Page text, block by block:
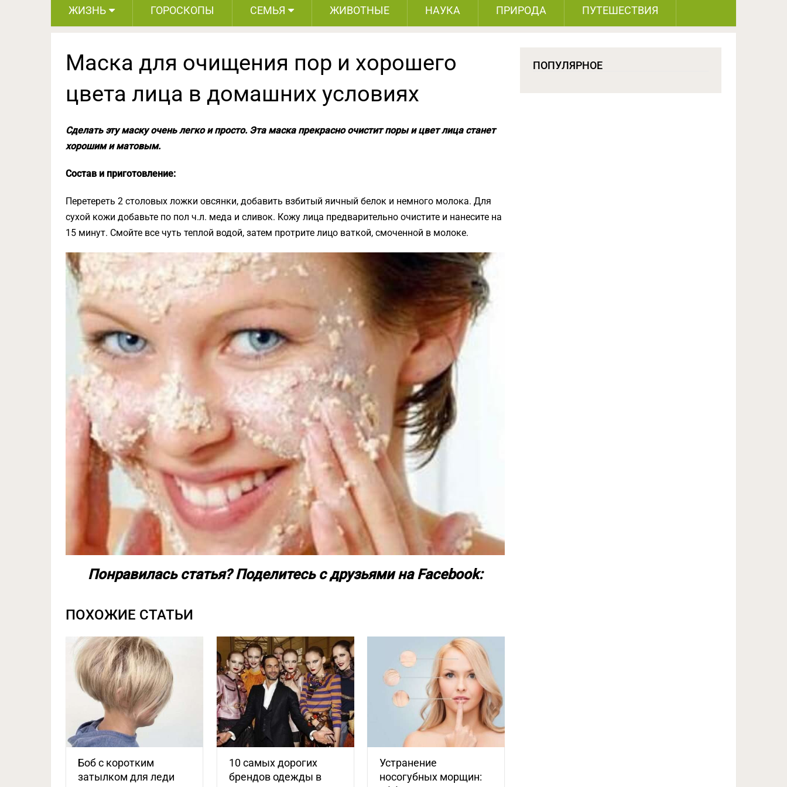
ЖИЗНЬ ГОРОСКОПЫ СЕМЬЯ ЖИВОТНЫЕ НАУКА ПРИРОДА ПУТЕШЕСТВИЯ
Маска для очищения пор и хорошего
цвета лица в домашних условиях
Сделать эту маску очень легко и просто. Эта маска прекрасно очистит поры и цвет лица станет
хорошим и матовым.
Состав и приготовление:
Перетереть 2 столовых ложки овсянки, добавить взбитый яичный белок и немного молока. Для
сухой кожи добавьте по пол ч.л. меда и сливок. Кожу лица предварительно очистите и нанесите на
15 минут. Смойте все чуть теплой водой, затем протрите лицо ваткой, смоченной в молоке.
Понравилась статья? Поделитесь с друзьями на Facebook:
ПОХОЖИЕ СТАТЬИ
Боб с коротким
затылком для леди
10 самых дорогих
брендов одежды в
Устранение
носогубных морщин:
ПОПУЛЯРНОЕ